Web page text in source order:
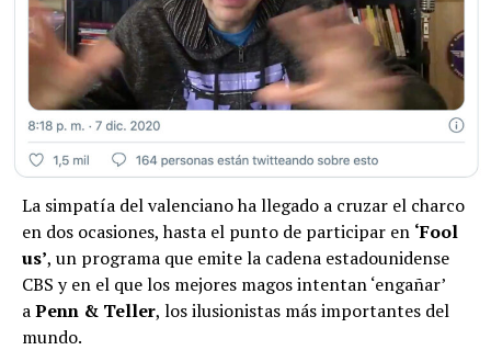
La simpatía del valenciano ha llegado a cruzar el charco
en dos ocasiones, hasta el punto de participar en ‘Fool
us’, un programa que emite la cadena estadounidense
CBS y en el que los mejores magos intentan ‘engañar’
aPenn & Teller, los ilusionistas más importantes del
mundo.